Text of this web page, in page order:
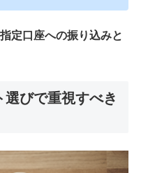
定口座への振り込みと
びで重視すべき